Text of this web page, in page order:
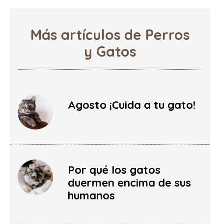
Más artículos de Perros
y Gatos
Agosto ¡Cuida a tu gato!
Por qué los gatos
duermen encima de sus
humanos